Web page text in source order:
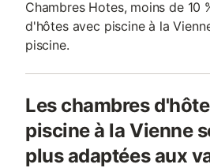
Chambres Hotes, moins de 10
d'hôtes avec piscine à la
piscine.
Les chambres
piscine à la Vienne
plus adaptées aux